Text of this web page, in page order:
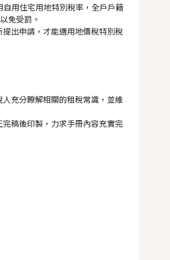
用住宅用地特別稅率，全戶戶籍
免受罰。
出申請，才能適用地價稅特別稅
充分瞭解相關的租稅常識，並維
稿後印製，力求手冊內容充實完